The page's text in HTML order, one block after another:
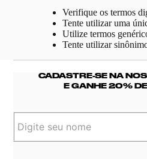
Verifique os termos
Tente utilizar uma
Utilize termos
Tente utilizar
CADASTRE-SE NA
E GANHE 20%